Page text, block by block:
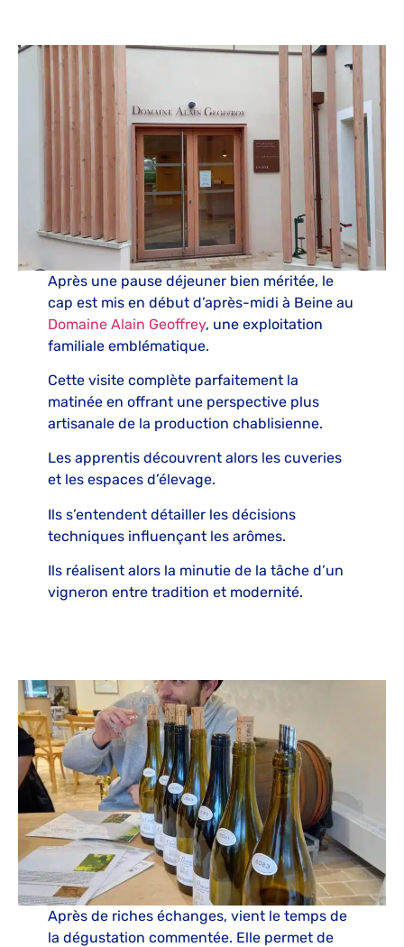
Après une pause déjeuner bien méritée, le
cap est mis en début d’après-midi à Beine au
Domaine Alain Geoffrey, une exploitation
familiale emblématique.
Cette visite complète parfaitement la
matinée en offrant une perspective plus
artisanale de la production chablisienne.
Les apprentis découvrent alors les cuveries
et les espaces d’élevage.
Ils s’entendent détailler les décisions
techniques influençant les arômes.
Ils réalisent alors la minutie de la tâche d’un
vigneron entre tradition et modernité.
Après de riches échanges, vient le temps de
la dégustation commentée. Elle permet de